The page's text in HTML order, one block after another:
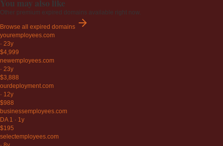
You may also like
Other premium expired domains available right now.
Browse all expired domains
youremployees.com
· 23y
$4,999
newemployees.com
· 23y
$3,888
ourdeployment.com
· 12y
$988
businessemployees.com
DA 1 · 1y
$195
selectemployees.com